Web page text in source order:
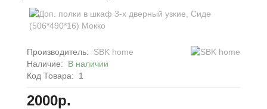
Производитель:
SBK home
Наличие: В наличии
Код Товара:
1
2000р.